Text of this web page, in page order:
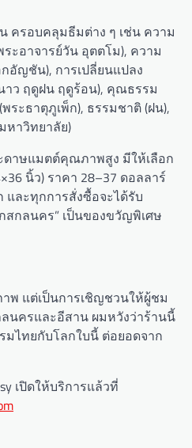
ครอบคลุมธีมต่าง ๆ เช่น ความ
ะอาจารย์วัน อุตตโม), ความ
อัญชัน), การเปลี่ยนแปลง
าว ฤดูฝน ฤดูร้อน), คุณธรรม
ระธาตุภูเพ็ก), ธรรมชาติ (ฝน),
หาวิทยาลัย)
าษแมตต์คุณภาพสูง มีให้เลือก
นิ้ว) ราคา 28–37 ดอลลาร์
ละทุกการสั่งซื้อจะได้รับ
สกลนคร” เป็นของขวัญพิเศษ
พ แต่เป็นการเชิญชวนให้ผู้ชม
ครและอีสาน ผมหวังว่าร้านนี้
ไทยกับโลกใบนี้ ต่อยอดจาก
เปิดให้บริการแล้วที่